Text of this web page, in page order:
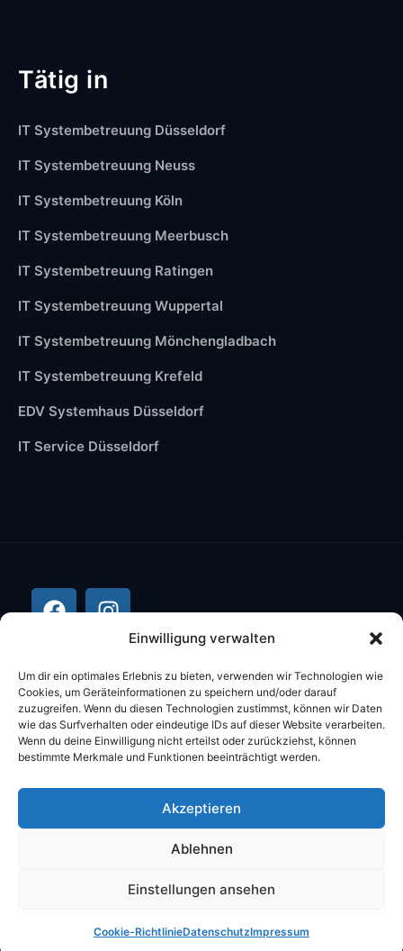
Einwilligung verwalten
Um dir ein optimales Erlebnis zu bieten, verwenden wir Technologien wie
Cookies, um Geräteinformationen zu speichern und/oder darauf
zuzugreifen. Wenn du diesen Technologien zustimmst, können wir Daten
wie das Surfverhalten oder eindeutige IDs auf dieser Website verarbeiten.
Wenn du deine Einwilligung nicht erteilst oder zurückziehst, können
bestimmte Merkmale und Funktionen beeinträchtigt werden.
Akzeptieren
Ablehnen
Einstellungen ansehen
Cookie-RichtlinieDatenschutzImpressum
Tätig in
IT Systembetreuung Düsseldorf
IT Systembetreuung Neuss
IT Systembetreuung Köln
IT Systembetreuung Meerbusch
IT Systembetreuung Ratingen
IT Systembetreuung Wuppertal
IT Systembetreuung Mönchengladbach
IT Systembetreuung Krefeld
EDV Systemhaus Düsseldorf
IT Service Düsseldorf
IMPRESSUM